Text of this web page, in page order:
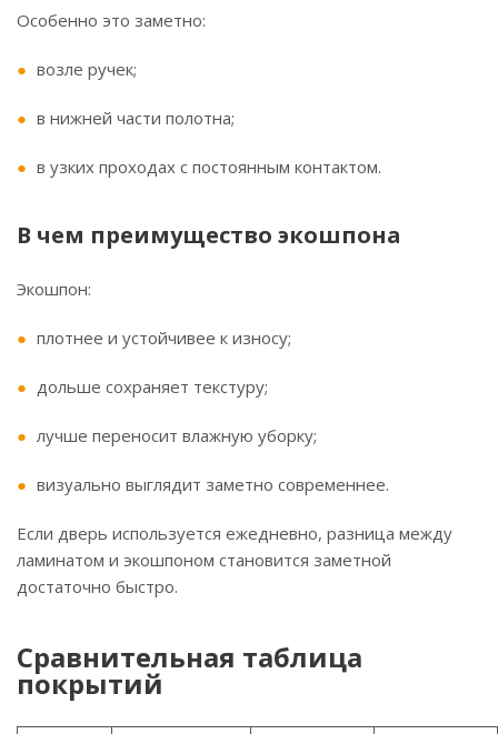
Особенно это заметно:
возле ручек;
в нижней части полотна;
в узких проходах с постоянным контактом.
В чем преимущество экошпона
Экошпон:
плотнее и устойчивее к износу;
дольше сохраняет текстуру;
лучше переносит влажную уборку;
визуально выглядит заметно современнее.
Если дверь используется ежедневно, разница между
ламинатом и экошпоном становится заметной
достаточно быстро.
Сравнительная таблица
покрытий